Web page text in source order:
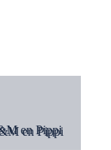
en Pippi